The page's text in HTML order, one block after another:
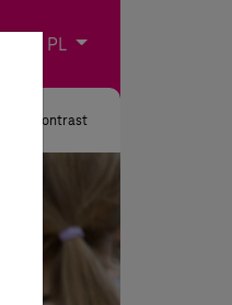
PL Wybierz język
Kontrast